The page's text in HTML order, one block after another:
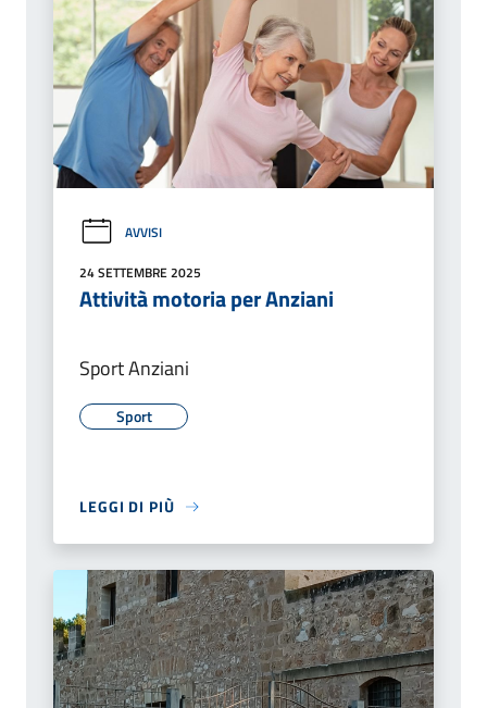
AVVISI
24 SETTEMBRE 2025
Attività motoria per Anziani
Sport Anziani
Sport
LEGGI DI PIÙ